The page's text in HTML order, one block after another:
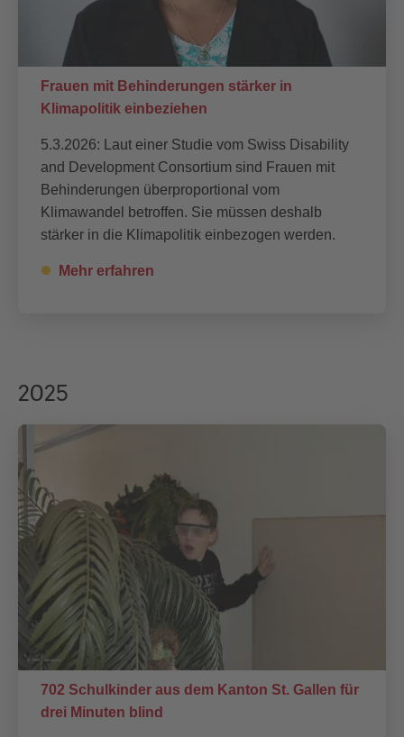
Frauen mit Behinderungen stärker in
Klimapolitik einbeziehen
5.3.2026: Laut einer Studie vom Swiss Disability
and Development Consortium sind Frauen mit
Behinderungen überproportional vom
Klimawandel betroffen. Sie müssen deshalb
stärker in die Klimapolitik einbezogen werden.
Mehr erfahren
2025
702 Schulkinder aus dem Kanton St. Gallen für
drei Minuten blind